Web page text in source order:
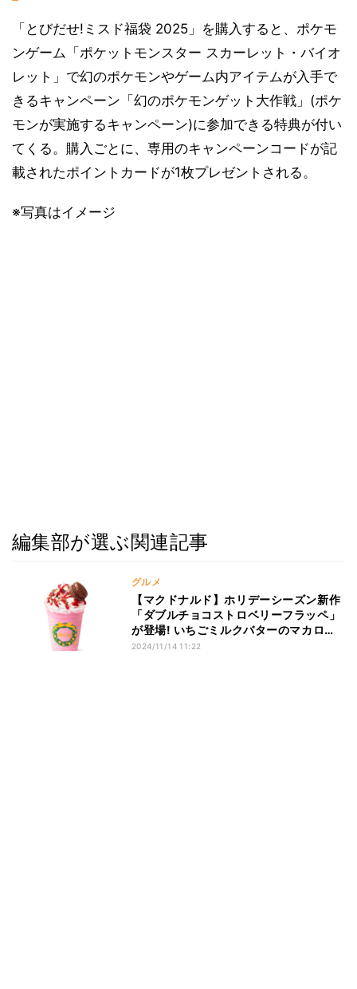
「とびだせ!ミスド福袋 2025」を購入すると、ポケモ
ンゲーム「ポケットモンスター スカーレット・バイオ
レット」で幻のポケモンやゲーム内アイテムが入手で
きるキャンペーン「幻のポケモンゲット大作戦」(ポケ
モンが実施するキャンペーン)に参加できる特典が付い
てくる。購入ごとに、専用のキャンペーンコードが記
載されたポイントカードが1枚プレゼントされる。
※写真はイメージ
編集部が選ぶ関連記事
グルメ
【マクドナルド】ホリデーシーズン新作
「ダブルチョコストロベリーフラッペ」
が登場! いちごミルクバターのマカロン
も
2024/11/14 11:22